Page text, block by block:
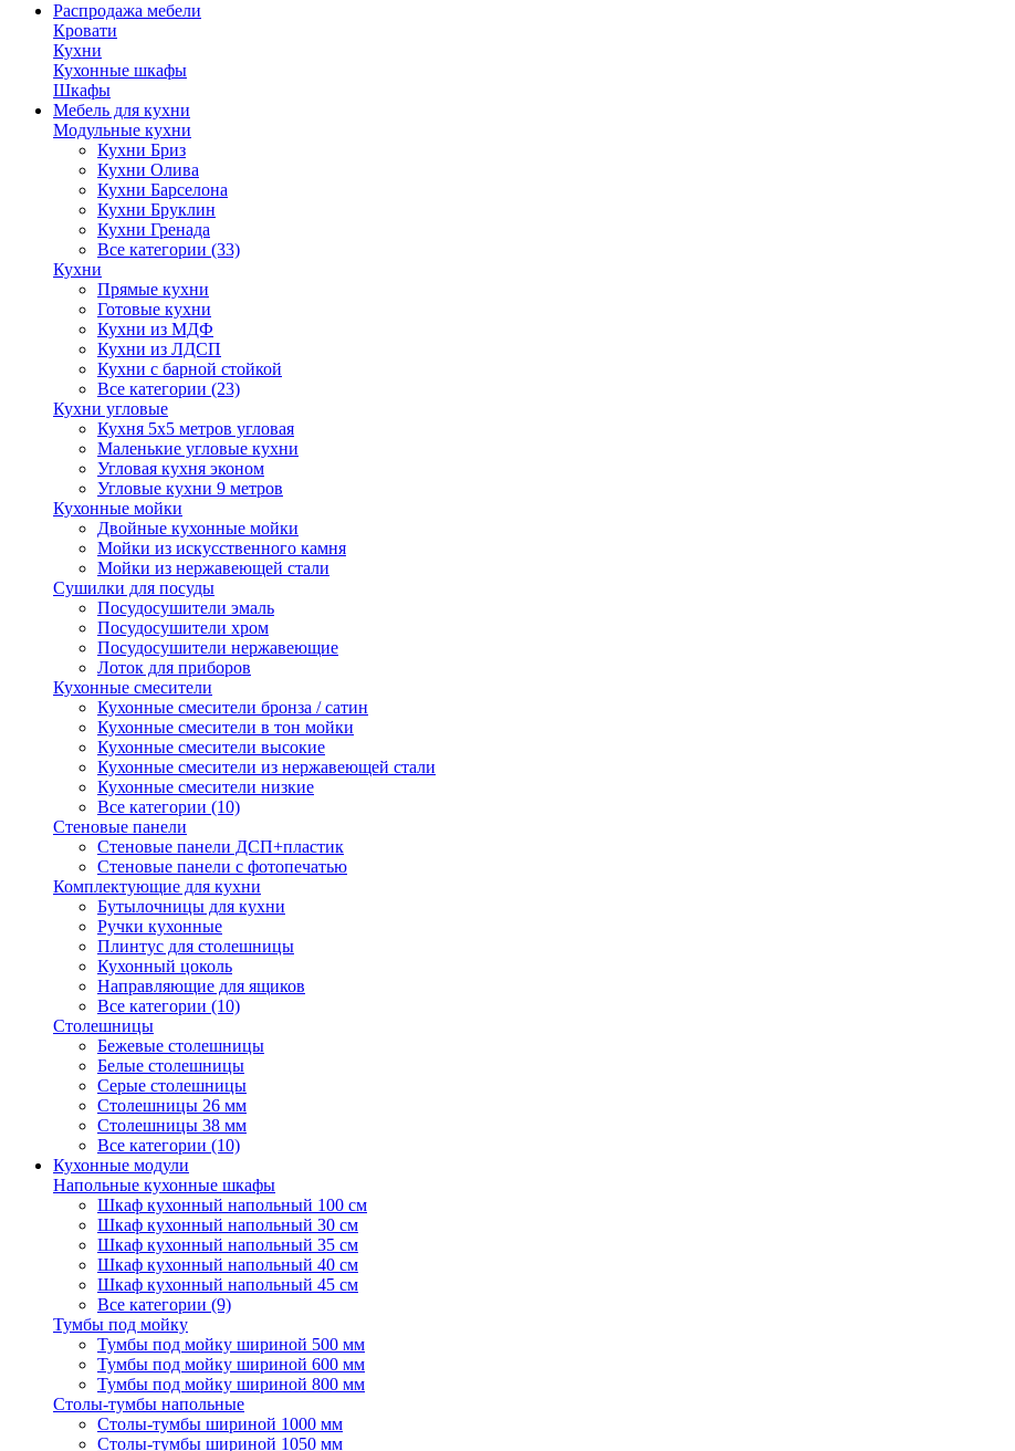
Распродажа мебели
Кровати
Кухни
Кухонные шкафы
Шкафы
Мебель для кухни
Модульные кухни
Кухни Бриз
Кухни Олива
Кухни Барселона
Кухни Бруклин
Кухни Гренада
Все категории (33)
Кухни
Прямые кухни
Готовые кухни
Кухни из МДФ
Кухни из ЛДСП
Кухни с барной стойкой
Все категории (23)
Кухни угловые
Кухня 5х5 метров угловая
Маленькие угловые кухни
Угловая кухня эконом
Угловые кухни 9 метров
Кухонные мойки
Двойные кухонные мойки
Мойки из искусственного камня
Мойки из нержавеющей стали
Сушилки для посуды
Посудосушители эмаль
Посудосушители хром
Посудосушители нержавеющие
Лоток для приборов
Кухонные смесители
Кухонные смесители бронза / сатин
Кухонные смесители в тон мойки
Кухонные смесители высокие
Кухонные смесители из нержавеющей стали
Кухонные смесители низкие
Все категории (10)
Стеновые панели
Стеновые панели ДСП+пластик
Стеновые панели с фотопечатью
Комплектующие для кухни
Бутылочницы для кухни
Ручки кухонные
Плинтус для столешницы
Кухонный цоколь
Направляющие для ящиков
Все категории (10)
Столешницы
Бежевые столешницы
Белые столешницы
Серые столешницы
Столешницы 26 мм
Столешницы 38 мм
Все категории (10)
Кухонные модули
Напольные кухонные шкафы
Шкаф кухонный напольный 100 см
Шкаф кухонный напольный 30 см
Шкаф кухонный напольный 35 см
Шкаф кухонный напольный 40 см
Шкаф кухонный напольный 45 см
Все категории (9)
Тумбы под мойку
Тумбы под мойку шириной 500 мм
Тумбы под мойку шириной 600 мм
Тумбы под мойку шириной 800 мм
Столы-тумбы напольные
Столы-тумбы шириной 1000 мм
Столы-тумбы шириной 1050 мм